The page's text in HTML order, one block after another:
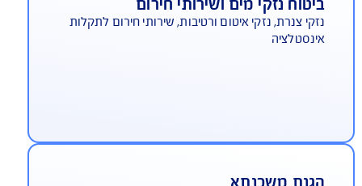
נזקי מים ושירותי חירום
צנרת, נזקי איטום ורטיבות, שירותי חירום לתקלות